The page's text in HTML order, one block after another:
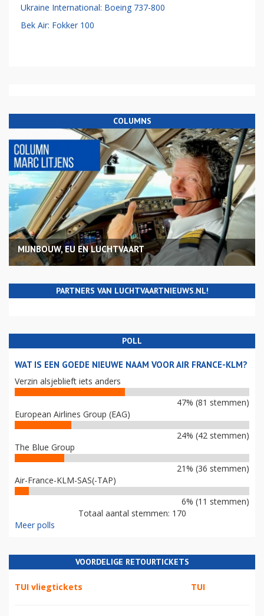
Ukraine International: Boeing 737-800
Bek Air: Fokker 100
COLUMNS
MIJNBOUW, EU EN LUCHTVAART
PARTNERS VAN LUCHTVAARTNIEUWS.NL!
POLL
WAT IS EEN GOEDE NIEUWE NAAM VOOR AIR FRANCE-KLM?
Verzin alsjeblieft iets anders
47% (81 stemmen)
European Airlines Group (EAG)
24% (42 stemmen)
The Blue Group
21% (36 stemmen)
Air-France-KLM-SAS(-TAP)
6% (11 stemmen)
Totaal aantal stemmen: 170
Meer polls
VOORDELIGE RETOURTICKETS
TUI vliegtickets TUI